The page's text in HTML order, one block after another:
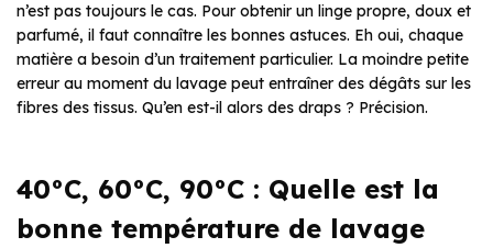
n’est pas toujours le cas. Pour obtenir un linge propre, doux et
parfumé, il faut connaître les bonnes astuces. Eh oui, chaque
matière a besoin d’un traitement particulier. La moindre petite
erreur au moment du lavage peut entraîner des dégâts sur les
fibres des tissus. Qu’en est-il alors des draps ? Précision.
40°C, 60°C, 90°C : Quelle est la
bonne température de lavage